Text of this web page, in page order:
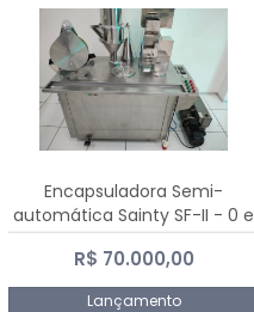
Encapsuladora Semi-
automática Sainty SF-II - 0 e
00
R$ 70.000,00
Lançamento